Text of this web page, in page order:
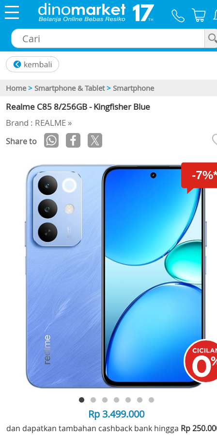
Home > Smartphone & Tablet > Smartphone
Realme C85 8/256GB - Kingfisher Blue
Brand : REALME »
Share to
-
Rp 3.499.000
dan dapatkan tambahan cashback bank hingga Rp